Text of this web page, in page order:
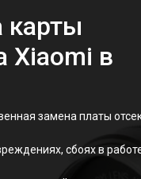
карты
Xiaomi в
замена платы
сбоях в